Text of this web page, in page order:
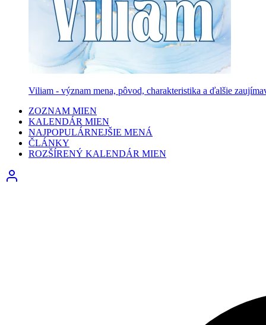
Viliam - význam mena, pôvod, charakteristika a ďalšie
ZOZNAM MIEN
KALENDÁR MIEN
NAJPOPULÁRNEJŠIE MENÁ
ČLÁNKY
ROZŠÍRENÝ KALENDÁR MIEN